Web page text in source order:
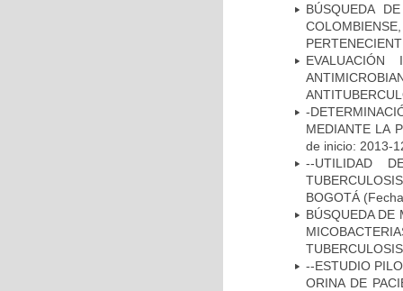
BÚSQUEDA
-
MEDIANTE LA
de inicio: 2013-
--UTILIDAD
BOGOTÁ
BÚSQUEDA DE
--ESTUDIO
ORINA DE